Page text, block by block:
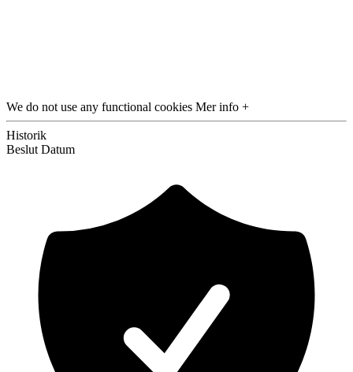
We do not use any functional cookies Mer info +
Historik
Beslut Datum